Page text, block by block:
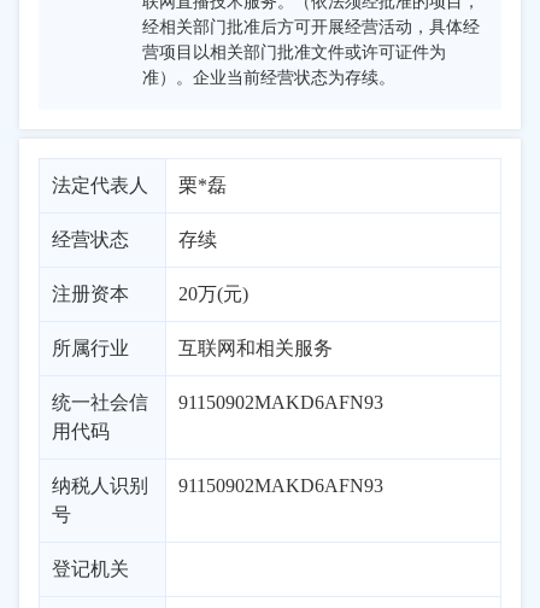
经相关部门批准后方可开展经营活动，具体经
营项目以相关部门批准文件或许可证件为
准）。企业当前经营状态为存续。
法定代表人 栗*磊
经营状态 存续
注册资本 20万(元)
所属行业 互联网和相关服务
统一社会信
用代码
91150902MAKD6AFN93
纳税人识别
号
91150902MAKD6AFN93
登记机关